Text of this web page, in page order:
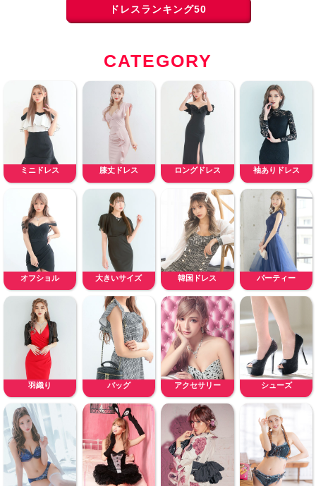
ドレスランキング50
CATEGORY
ミニドレス 膝丈ドレス ロングドレス 袖ありドレス
オフショル 大きいサイズ 韓国ドレス パーティー
羽織り バッグ アクセサリー シューズ